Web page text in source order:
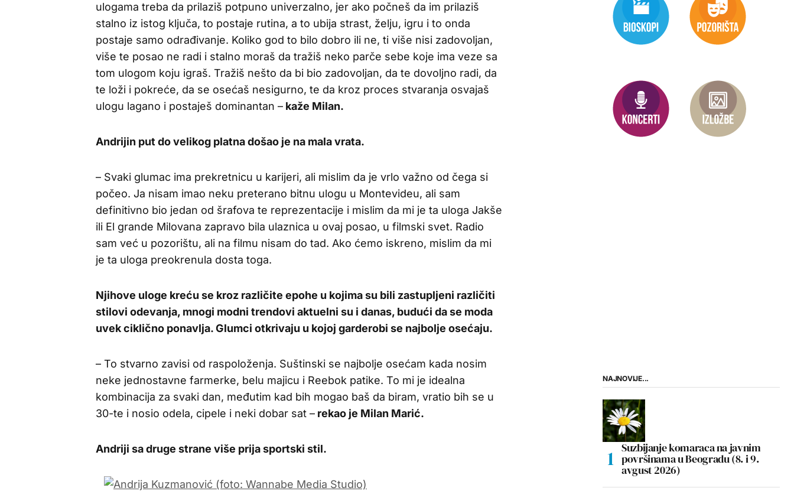
ulogama treba da prilaziš potpuno univerzalno, jer ako počneš da im prilaziš
stalno iz istog ključa, to postaje rutina, a to ubija strast, želju, igru i to onda
postaje samo odrađivanje. Koliko god to bilo dobro ili ne, ti više nisi zadovoljan,
više te posao ne radi i stalno moraš da tražiš neko parče sebe koje ima veze sa
tom ulogom koju igraš. Tražiš nešto da bi bio zadovoljan, da te dovoljno radi, da
te loži i pokreće, da se osećaš nesigurno, te da kroz proces stvaranja osvajaš
ulogu lagano i postaješ dominantan – kaže Milan.
Andrijin put do velikog platna došao je na mala vrata.
– Svaki glumac ima prekretnicu u karijeri, ali mislim da je vrlo važno od čega si
počeo. Ja nisam imao neku preterano bitnu ulogu u Montevideu, ali sam
definitivno bio jedan od šrafova te reprezentacije i mislim da mi je ta uloga Jakše
ili El grande Milovana zapravo bila ulaznica u ovaj posao, u filmski svet. Radio
sam već u pozorištu, ali na filmu nisam do tad. Ako ćemo iskreno, mislim da mi
je ta uloga preokrenula dosta toga.
Njihove uloge kreću se kroz različite epohe u kojima su bili zastupljeni različiti
stilovi odevanja, mnogi modni trendovi aktuelni su i danas, budući da se moda
uvek ciklično ponavlja. Glumci otkrivaju u kojoj garderobi se najbolje osećaju.
– To stvarno zavisi od raspoloženja. Suštinski se najbolje osećam kada nosim
neke jednostavne farmerke, belu majicu i Reebok patike. To mi je idealna
kombinacija za svaki dan, međutim kad bih mogao baš da biram, vratio bih se u
30-te i nosio odela, cipele i neki dobar sat – rekao je Milan Marić.
Andriji sa druge strane više prija sportski stil.
NAJNOVIJE...
Suzbijanje komaraca na javnim
površinama u Beogradu (8. i 9.
avgust 2026)